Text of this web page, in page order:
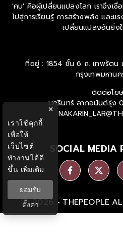
'คน' คือผู้เปลี่ยนแปลงโลก เราจึงเชื่
ไปสู่การเรียนรู้ การสร้างพลัง และแ
เปลี่ยนแปลงอันยิ่ง
ที่อยู่ : 1854 ชั้น 6 ถ. เทพรัตน
กรุงเทพมหาน
ติดต่อโฆ
นครินทร์ ลาภอนันด์รุ่ง
SOCIAL MEDIA
Ⓒ 2026 - THEPEOPLE
×
เราใช้คุกกี้
เพื่อให้
เว็บไซต์
ทำงานได้ดี
ขึ้น เพิ่มเติม
ยอมรับ
ตั้งค่า